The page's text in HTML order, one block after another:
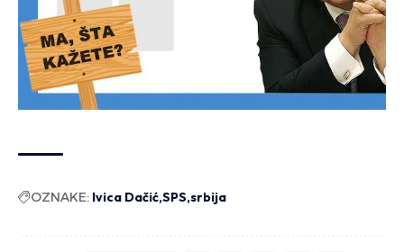
OZNAKE: Ivica Dačić SPS srbija